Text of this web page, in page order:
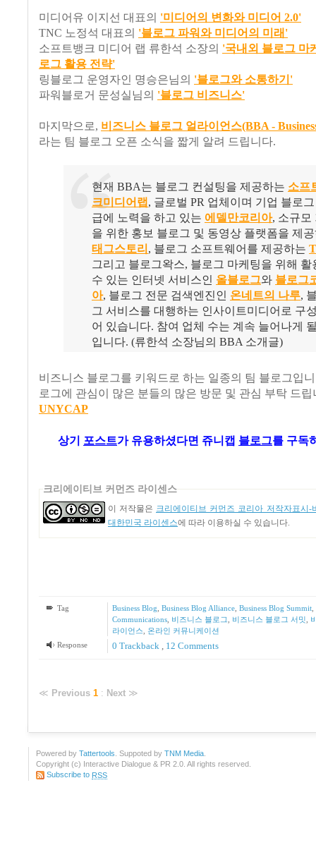
미디어유 이지선 대표의 '미디어의 변화와 미디어 2.0'
TNC 노정석 대표의 '블로그 파워와 미디어의 미래'
소프트뱅크 미디어 랩 류한석 소장의 '국내외 블로그 마
로그 활용 전략'
링블로그 운영자인 명승은님의 '블로그와 소통하기'
파워블로거 문성실님의 '블로그 비즈니스'
마지막으로, 비즈니스 블로그 얼라이언스(BBA -
라는 팀 블로그 오픈 소식을 짧게 알려 드립니다.
현재 BBA는 블로그 컨설팅을 제공하는 소프
크미디어랩 , 글로벌 PR 업체이며 기업 블로
급에 노력을 하고 있는 에델만코리아, 소규모
을 위한 홍보 블로그 및 동영상 플랫폼을 제
태그스토리 , 블로그 소프트웨어를 제공하는
그리고 블로그왁스, 블로그 마케팅을 위해 활
수 있는 인터넷 서비스인 올블로그와 블로그
아, 블로그 전문 검색엔진인 온네트의 나루,
그 서비스를 대행하는 인사이트미디어로 구
어 있습니다. 참여 업체 수는 계속 늘어나게
입니다. (류한석 소장님의 BBA 소개글)
비즈니스 블로그를 키워드로 하는 일종의 팀 블로그입
로그에 관심이 많은 분들의 많은 방문 및 관심 부탁 드
UNYCAP
상기 포스트가유용하셨다면 쥬니캡 블로그를 구독
크리에이티브 커먼즈 라이센스
이 저작물은 크리에이티브 커먼즈 코리아 저작자표시-
대한민국 라이센스에 따라 이용하실 수 있습니다.
Tag Business Blog Business Blog Alliance, Business Blog Summit,
Communications, 비즈니스 블로그 비즈니스 블로그 서밋
라이언스
온라인 커뮤니케이션
Response
0 Trackback 12 Comments
≪ Previous 1 : Next ≫
Powered by Tattertools . Suppoted by TNM Media
Copyright (c) Interactive Dialogue & PR 2.0. All rights reserved.
Subscribe to RSS